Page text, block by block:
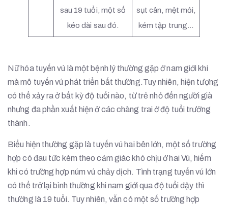
sau 19 tuổi, một số
kéo dài sau đó.
sụt cân, mệt mỏi,
kém tập trung…
Nữ hóa tuyến vú là một bệnh lý thường gặp ở nam giới khi
mà mô tuyến vú phát triển bất thường.Tuy nhiên, hiện tượng
có thể xảy ra ở bất kỳ độ tuổi nào, từ trẻ nhỏ đến người già
nhưng đa phần xuất hiện ở các chàng trai ở độ tuổi trưởng
thành.
Biểu hiện thường gặp là tuyến vú hai bên lớn, một số trường
hợp có đau tức kèm theo cảm giác khó chịu ở hai Vú, hiếm
khi có trường hợp núm vú chảy dịch. Tình trạng tuyến vú lớn
có thể trở lại bình thường khi nam giới qua độ tuổi dậy thì
thường là 19 tuổi. Tuy nhiên, vẫn có một số trường hợp